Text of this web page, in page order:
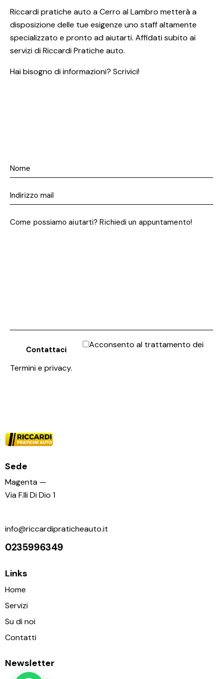
Riccardi pratiche auto a Cerro al Lambro metterà a
disposizione delle tue esigenze uno staff altamente
specializzato e pronto ad aiutarti. Affidati subito ai
servizi di Riccardi Pratiche auto.
Hai bisogno di informazioni? Scrivici!
Acconsento al trattamento dei
Termini e privacy.
Sede
Magenta —
Via F.lli Di Dio 1
info@riccardipraticheauto.it
0235996349
Links
Home
Servizi
Su di noi
Contatti
Newsletter